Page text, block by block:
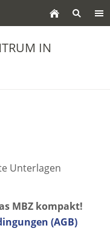
IN
Unterlagen
MBZ kompakt!
(AGB)